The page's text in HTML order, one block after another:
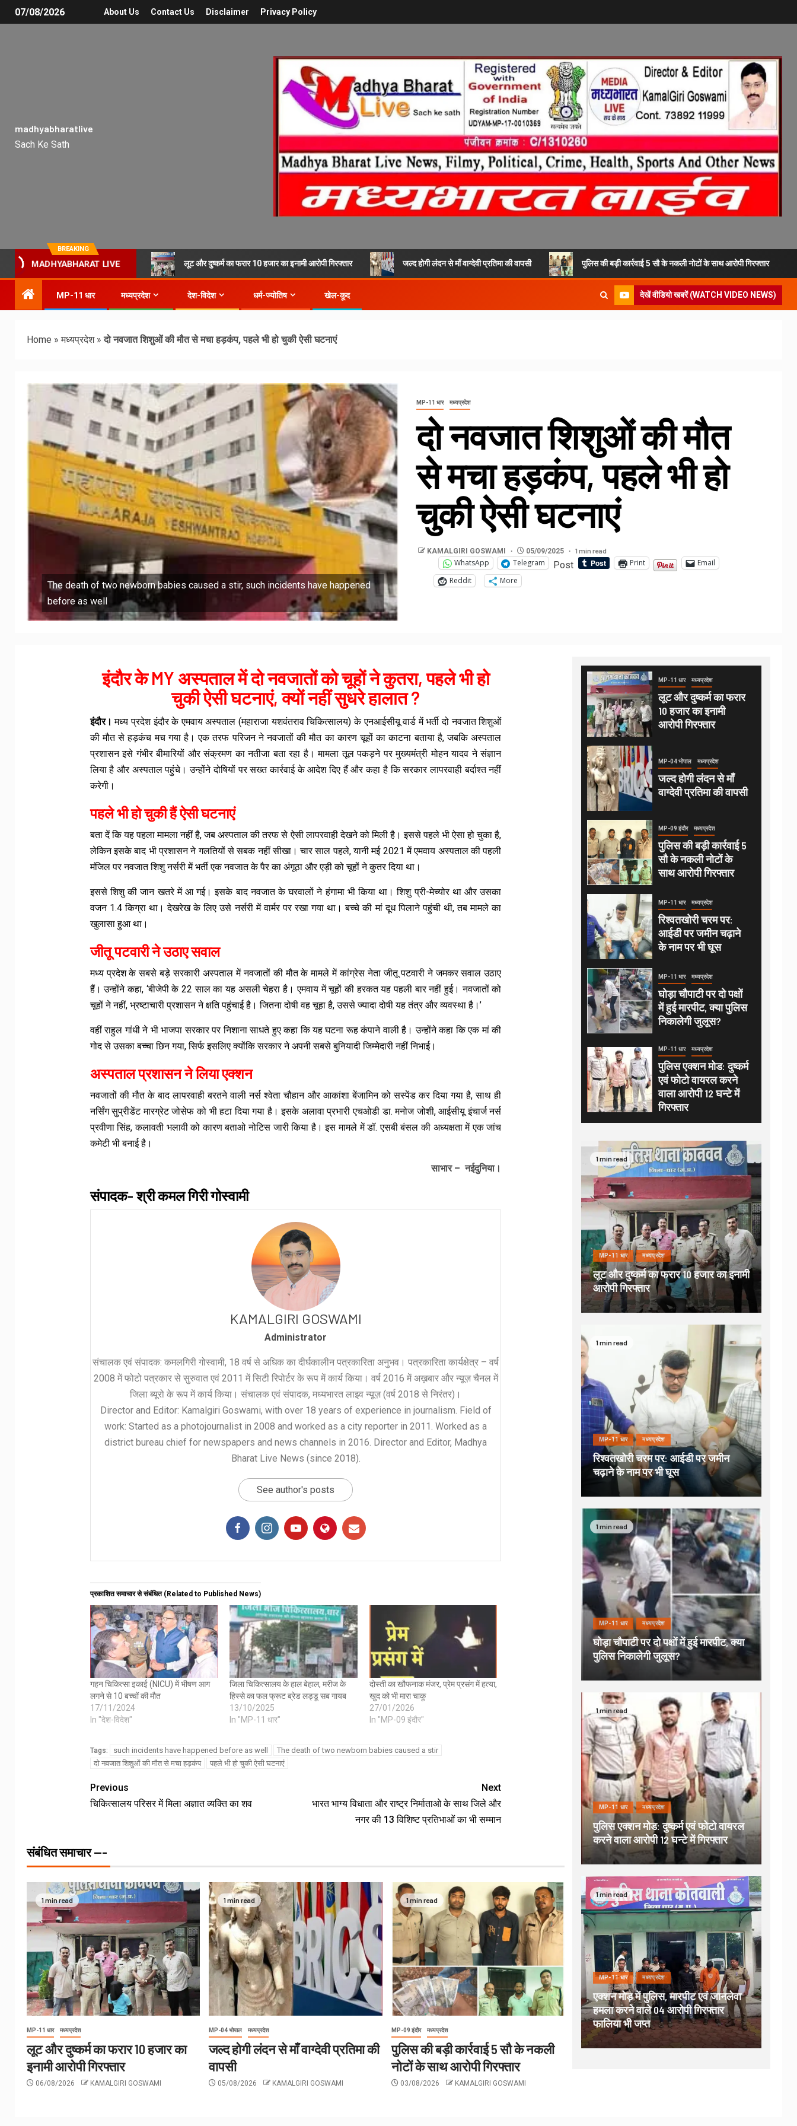
07/08/2026 About Us Contact Us Disclaimer Privacy Policy
madhyabharatlive
Sach Ke Sath
BREAKING
MADHYABHARAT LIVE लूट और दुष्कर्म का फरार 10 हजार का इनामी आरोपी गिरफ्तार जल्द होगी लंदन से माँ वाग्देवी प्रतिमा की वापसी पुलिस की बड़ी कार्रवाई 5 सौ के नकली नोटों के साथ आरोपी गिरफ्तार
MP-11 धार मध्यप्रदेश देश-विदेश धर्म-ज्योतिष खेल-कूद देखें वीडियो खबरें (WATCH VIDEO NEWS)
Home »मध्यप्रदेश»दो नवजात शिशुओं की मौत से मचा हड़कंप, पहले भी हो चुकी ऐसी घटनाएं
The death of two newborn babies caused a stir, such incidents have happened
before as well
MP-11 धार मध्यप्रदेश
दो नवजात शिशुओं की मौत
से मचा हड़कंप, पहले भी हो
चुकी ऐसी घटनाएं
KAMALGIRI GOSWAMI 05/09/2025 1 min read
WhatsApp Telegram Post Print
Email
Reddit
More
इंदौर के MY अस्पताल में दो नवजातों को चूहों ने कुतरा, पहले भी हो
चुकी ऐसी घटनाएं, क्यों नहीं सुधरे हालात ?
इंदौर। मध्य प्रदेश इंदौर के एमवाय अस्पताल (महाराजा यशवंतराव चिकित्सालय) के एनआईसीयू वार्ड में भर्ती दो नवजात शिशुओं
की मौत से हड़कंच मच गया है। एक तरफ परिजन ने नवजातों की मौत का कारण चूहों का काटना बताया है, जबकि अस्पताल
प्रशासन इसे गंभीर बीमारियों और संक्रमण का नतीजा बता रहा है। मामला तूल पकड़ने पर मुख्यमंत्री मोहन यादव ने संज्ञान
लिया है और अस्पताल पहुंचे। उन्होंने दोषियों पर सख्त कार्रवाई के आदेश दिए हैं और कहा है कि सरकार लापरवाही बर्दाश्त नहीं
करेगी।
पहले भी हो चुकी हैं ऐसी घटनाएं
बता दें कि यह पहला मामला नहीं है, जब अस्पताल की तरफ से ऐसी लापरवाही देखने को मिली है। इससे पहले भी ऐसा हो चुका है,
लेकिन इसके बाद भी प्रशासन ने गलतियों से सबक नहीं सीखा। चार साल पहले, यानी मई 2021 में एमवाय अस्पताल की पहली
मंजिल पर नवजात शिशु नर्सरी में भर्ती एक नवजात के पैर का अंगूठा और एड़ी को चूहों ने कुतर दिया था।
इससे शिशु की जान खतरे में आ गई। इसके बाद नवजात के घरवालों ने हंगामा भी किया था। शिशु प्री-मेच्योर था और उसका
वजन 1.4 किग्रा था। देखरेख के लिए उसे नर्सरी में वार्मर पर रखा गया था। बच्चे की मां दूध पिलाने पहुंची थी, तब मामले का
खुलासा हुआ था।
जीतू पटवारी ने उठाए सवाल
मध्य प्रदेश के सबसे बड़े सरकारी अस्पताल में नवजातों की मौत के मामले में कांग्रेस नेता जीतू पटवारी ने जमकर सवाल उठाए
हैं। उन्होंने कहा, ‘बीजेपी के 22 साल का यह असली चेहरा है। एमवाय में चूहों की हरकत यह पहली बार नहीं हुई। नवजातों को
चूहों ने नहीं, भ्रष्टाचारी प्रशासन ने क्षति पहुंचाई है। जितना दोषी वह चूहा है, उससे ज्यादा दोषी यह तंत्र और व्यवस्था है।’
वहीं राहुल गांधी ने भी भाजपा सरकार पर निशाना साधते हुए कहा कि यह घटना रूह कंपाने वाली है। उन्होंने कहा कि एक मां की
गोद से उसका बच्चा छिन गया, सिर्फ इसलिए क्योंकि सरकार ने अपनी सबसे बुनियादी जिम्मेदारी नहीं निभाई।
अस्पताल प्रशासन ने लिया एक्शन
नवजातों की मौत के बाद लापरवाही बरतने वाली नर्स श्वेता चौहान और आकांशा बेंजामिन को सस्पेंड कर दिया गया है, साथ ही
नर्सिंग सुप्रीडेंट मारग्रेट जोसेफ को भी हटा दिया गया है। इसके अलावा प्रभारी एचओडी डा. मनोज जोशी, आईसीयू इंचार्ज नर्स
प्रवीणा सिंह, कलावती भलावी को कारण बताओ नोटिस जारी किया है। इस मामले में डॉ. एसबी बंसल की अध्यक्षता में एक जांच
कमेटी भी बनाई है।
साभार – नईदुनिया।
संपादक- श्री कमल गिरी गोस्वामी
KAMALGIRI GOSWAMI
Administrator
संचालक एवं संपादक: कमलगिरी गोस्वामी, 18 वर्ष से अधिक का दीर्घकालीन पत्रकारिता अनुभव। पत्रकारिता कार्यक्षेत्र – वर्ष
2008 में फोटो पत्रकार से सुरुवात एवं 2011 में सिटी रिपोर्टर के रूप में कार्य किया। वर्ष 2016 में अख़बार और न्यूज़ चैनल में
जिला ब्यूरो के रूप में कार्य किया। संचालक एवं संपादक, मध्यभारत लाइव न्यूज़ (वर्ष 2018 से निरंतर)।
Director and Editor: Kamalgiri Goswami, with over 18 years of experience in journalism. Field of
work: Started as a photojournalist in 2008 and worked as a city reporter in 2011. Worked as a
district bureau chief for newspapers and news channels in 2016. Director and Editor, Madhya
Bharat Live News (since 2018).
See author's posts
प्रकाशित समाचार से संबंधित (Related to Published News)
गहन चिकित्सा इकाई (NICU) में भीषण आग
लगने से 10 बच्चों की मौत
17/11/2024
In "देश-विदेश"
जिला चिकित्सालय के हाल बेहाल, मरीज के
हिस्से का फल फ्रूट ब्रेड लड्डू सब गायब
13/10/2025
In "MP-11 धार"
दोस्ती का खौफनाक मंजर, प्रेम प्रसंग में हत्‍या,
खुद को भी मारा चाकू
27/01/2026
In "MP-09 इंदौर"
Tags: such incidents have happened before as well
The death of two newborn babies caused a stir
दो नवजात शिशुओं की मौत से मचा हड़कंप
पहले भी हो चुकी ऐसी घटनाएं
Previous
चिकित्सालय परिसर में मिला अज्ञात व्यक्ति का शव
Next
भारत भाग्य विधाता और राष्ट्र निर्माताओ के साथ जिले और
नगर की 13 विशिष्ट प्रतिभाओं का भी सम्मान
संबंधित समाचार ---
1 min read
MP-11 धार मध्यप्रदेश
लूट और दुष्कर्म का फरार 10 हजार का
इनामी आरोपी गिरफ्तार
06/08/2026 KAMALGIRI GOSWAMI
1 min read
MP-04 भोपाल मध्यप्रदेश
जल्द होगी लंदन से माँ वाग्देवी प्रतिमा की
वापसी
05/08/2026 KAMALGIRI GOSWAMI
1 min read
MP-09 इंदौर मध्यप्रदेश
पुलिस की बड़ी कार्रवाई 5 सौ के नकली
नोटों के साथ आरोपी गिरफ्तार
03/08/2026 KAMALGIRI GOSWAMI
MP-11 धार मध्यप्रदेश
लूट और दुष्कर्म का फरार
10 हजार का इनामी
आरोपी गिरफ्तार
MP-04 भोपाल मध्यप्रदेश
जल्द होगी लंदन से माँ
वाग्देवी प्रतिमा की वापसी
MP-09 इंदौर मध्यप्रदेश
पुलिस की बड़ी कार्रवाई 5
सौ के नकली नोटों के
साथ आरोपी गिरफ्तार
MP-11 धार मध्यप्रदेश
रिश्वतखोरी चरम पर:
आईडी पर जमीन चढ़ाने
के नाम पर भी घूस
MP-11 धार मध्यप्रदेश
घोड़ा चौपाटी पर दो पक्षों
में हुई मारपीट, क्या पुलिस
निकालेगी जुलूस?
MP-11 धार मध्यप्रदेश
पुलिस एक्शन मोड: दुष्कर्म
एवं फोटो वायरल करने
वाला आरोपी 12 घन्टे में
गिरफ्तार
1 min read
MP-11 धार मध्यप्रदेश
लूट और दुष्कर्म का फरार 10 हजार का इनामी
आरोपी गिरफ्तार
1 min read
MP-11 धार मध्यप्रदेश
रिश्वतखोरी चरम पर: आईडी पर जमीन
चढ़ाने के नाम पर भी घूस
1 min read
MP-11 धार मध्यप्रदेश
घोड़ा चौपाटी पर दो पक्षों में हुई मारपीट, क्या
पुलिस निकालेगी जुलूस?
1 min read
MP-11 धार मध्यप्रदेश
पुलिस एक्शन मोड: दुष्कर्म एवं फोटो वायरल
करने वाला आरोपी 12 घन्टे में गिरफ्तार
1 min read
MP-11 धार मध्यप्रदेश
एक्शन मोड़ में पुलिस, मारपीट एवं जानलेवा
हमला करने वाले 04 आरोपी गिरफ्तार
फालिया भी जप्त